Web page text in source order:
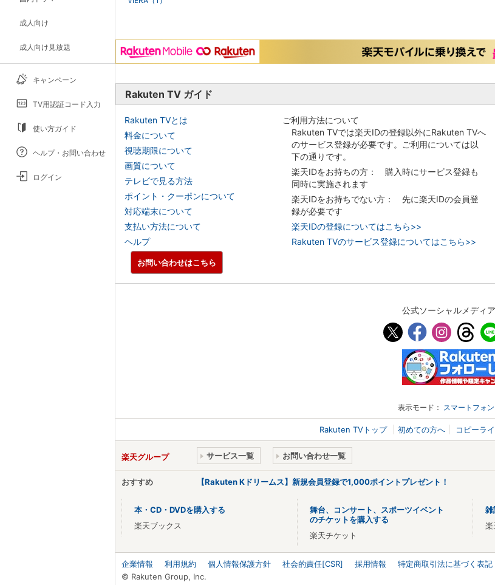
成人向け
成人向け見放題
キャンペーン
TV用認証コード入力
使い方ガイド
ヘルプ・お問い合わせ
ログイン
Rakuten TV ガイド
Rakuten TVとは
料金について
視聴期限について
画質について
テレビで見る方法
ポイント・クーポンについて
対応端末について
支払い方法について
ヘルプ
ご利用方法について
Rakuten TVでは楽天IDの登録以外にRakuten TVへ
のサービス登録が必要です。ご利用については以
下の通りです。
楽天IDをお持ちの方： 購入時にサービス登録も
同時に実施されます
楽天IDをお持ちでない方： 先に楽天IDの会員登
録が必要です
楽天IDの登録についてはこちら>>
Rakuten TVのサービス登録についてはこちら>>
お問い合わせはこちら
公式ソーシャルメディ
表示モード： スマートフォン
Rakuten TVトップ 初めての方へ コピーラ
楽天グループ サービス一覧 お問い合わせ一覧
おすすめ 【Rakuten Kドリームス】新規会員登録で1,000ポイントプレゼント！
本・CD・DVDを購入する
楽天ブックス
舞台、コンサート、スポーツイベント
のチケットを購入する
楽天チケット
雑
楽
企業情報 利用規約 個人情報保護方針 社会的責任[CSR] 採用情報
特定商取引法に基づく表記
© Rakuten Group, Inc.